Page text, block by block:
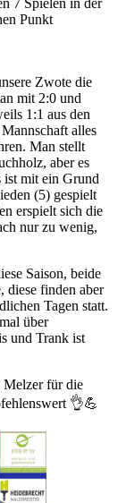
Punkt
Zwote die
mit 2:0 und
1:1 aus den
alles
Man stellt
aber es
ist mit ein Grund
(5) gespielt
erspielt sich die
nur zu wenig,
Saison, beide
diese finden aber
Tagen statt.
über
und Trank ist
Melzer für die
👌💪